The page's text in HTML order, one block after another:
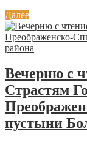
Далее
Вечерню с
Страстям
пустыни